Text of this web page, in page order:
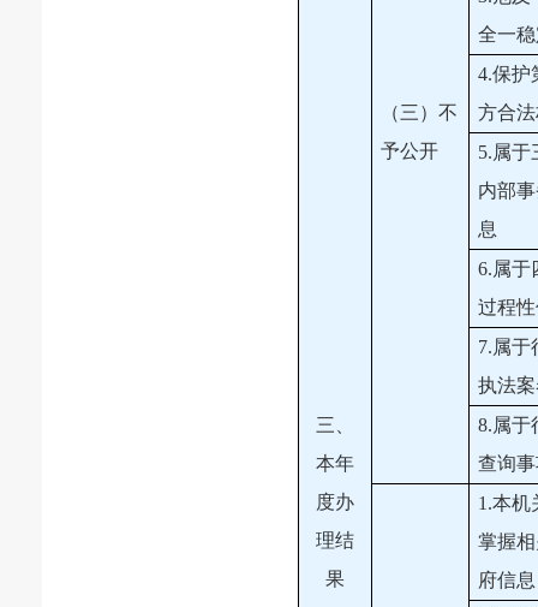
三、
本年
度办
理结
果
（三）不
予公开
全一稳
4.保护
方合
5.属于
内部
息
6.属于
过程
7.属于
执法
8.属于
查询
1.本机
掌握
府信息